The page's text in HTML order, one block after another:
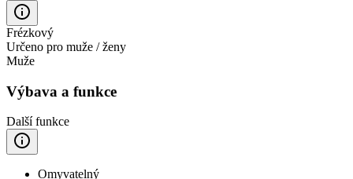
Frézkový
Určeno pro muže / ženy
Muže
Výbava a funkce
Další funkce
Omyvatelný